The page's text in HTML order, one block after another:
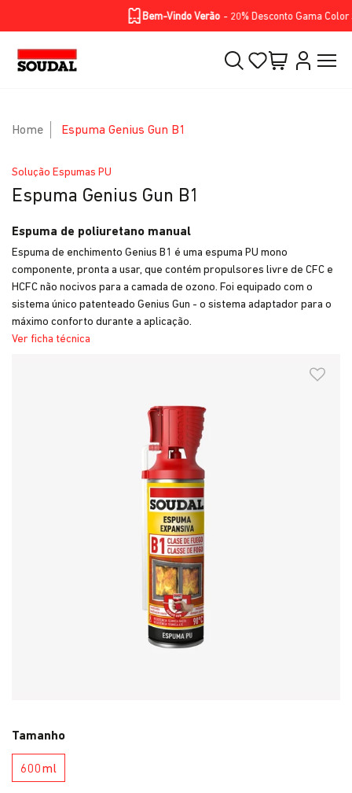
Soluções Produtos BIKE RANGE
Bem-Vindo Verão- 20% Desconto Gama Color
Home Espuma Genius Gun B1
Solução Espumas PU
Espuma Genius Gun B1
Espuma de poliuretano manual
Espuma de enchimento Genius B1 é uma espuma PU mono
componente, pronta a usar, que contém propulsores livre de CFC e
HCFC não nocivos para a camada de ozono. Foi equipado com o
sistema único patenteado Genius Gun - o sistema adaptador para o
máximo conforto durante a aplicação.
Ver ficha técnica
Tamanho
600ml